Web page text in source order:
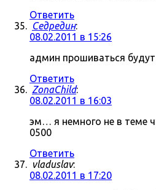
Ответить
Седредин:
08.02.2011 в 15:26
админ прошиваться
Ответить
ZonaChild:
08.02.2011 в 16:03
эм… я немного не в теме
0500
Ответить
vladuslav:
08.02.2011 в 17:20